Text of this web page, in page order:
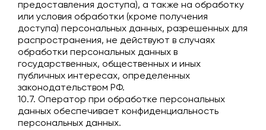
предоставления доступа), а также на обработку
или условия обработки (кроме получения
доступа) персональных данных, разрешенных для
распространения, не действуют в случаях
обработки персональных данных в
государственных, общественных и иных
публичных интересах, определенных
законодательством РФ.
10.7. Оператор при обработке персональных
данных обеспечивает конфиденциальность
персональных данных.